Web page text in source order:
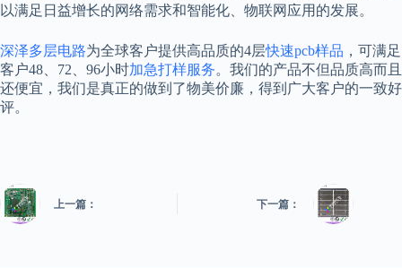
以满足日益增长的网络需求和智能化、物联网应用的发展。
深泽多层电路为全球客户提供高品质的4层快速pcb样品 ，可满足
客户48、72、96小时加急打样服务。我们的产品不但品质高而且
还便宜，我们是真正的做到了物美价廉，得到广大客户的一致好
评。
上一篇： 下一篇：